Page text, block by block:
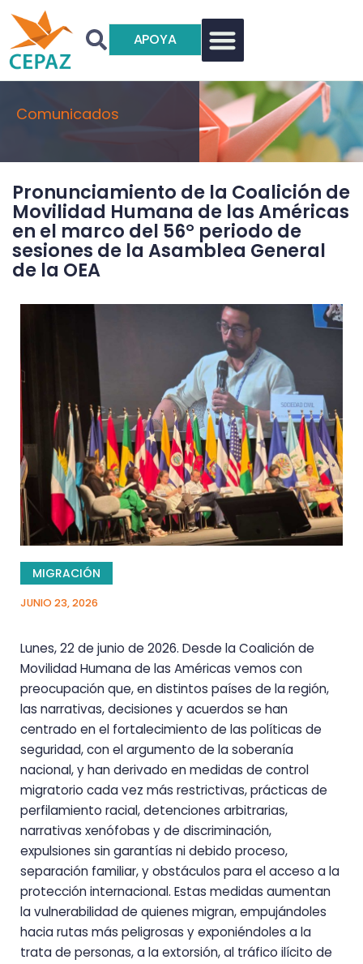
APOYA
Comunicados
Pronunciamiento de la Coalición de
Movilidad Humana de las Américas
en el marco del 56° periodo de
sesiones de la Asamblea General
de la OEA
MIGRACIÓN
JUNIO 23, 2026
Lunes, 22 de junio de 2026. Desde la Coalición de
Movilidad Humana de las Américas vemos con
preocupación que, en distintos países de la región,
las narrativas, decisiones y acuerdos se han
centrado en el fortalecimiento de las políticas de
seguridad, con el argumento de la soberanía
nacional, y han derivado en medidas de control
migratorio cada vez más restrictivas, prácticas de
perfilamiento racial, detenciones arbitrarias,
narrativas xenófobas y de discriminación,
expulsiones sin garantías ni debido proceso,
separación familiar, y obstáculos para el acceso a la
protección internacional. Estas medidas aumentan
la vulnerabilidad de quienes migran, empujándoles
hacia rutas más peligrosas y exponiéndoles a la
trata de personas, a la extorsión, al tráfico ilícito de